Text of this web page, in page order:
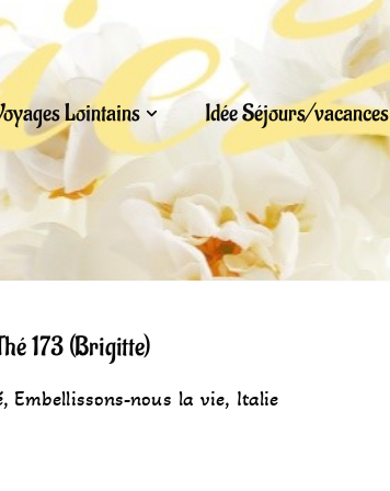
Lointains Idée Séjours/vacances
173 (Brigitte)
, Embellissons-nous la vie, Italie